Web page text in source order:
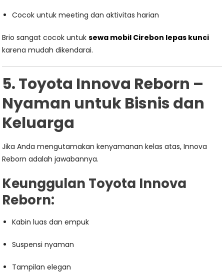
Cocok untuk meeting dan aktivitas harian
Brio sangat cocok untuksewa mobil Cirebon lepas kunci
karena mudah dikendarai.
5. Toyota Innova Reborn –
Nyaman untuk Bisnis dan
Keluarga
Jika Anda mengutamakan kenyamanan kelas atas, Innova
Reborn adalah jawabannya.
Keunggulan Toyota Innova
Reborn:
Kabin luas dan empuk
Suspensi nyaman
Tampilan elegan